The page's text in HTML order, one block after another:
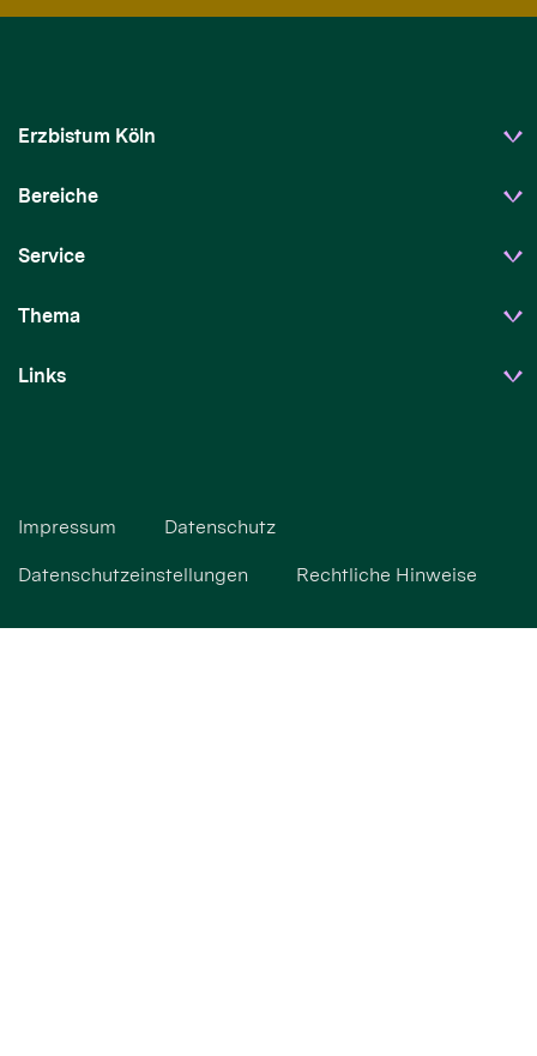
Erzbistum Köln
Bereiche
Service
Thema
Links
Impressum Datenschutz
Datenschutzeinstellungen Rechtliche Hinweise